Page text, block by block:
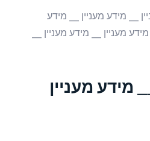
__ מידע מעניין __ מידע
מעניין __ מידע מעניין __
מידע מעניין